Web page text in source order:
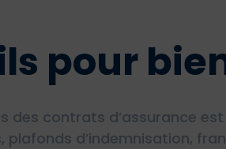
pour
des contrats d’assurance
plafonds d’indemnisation,